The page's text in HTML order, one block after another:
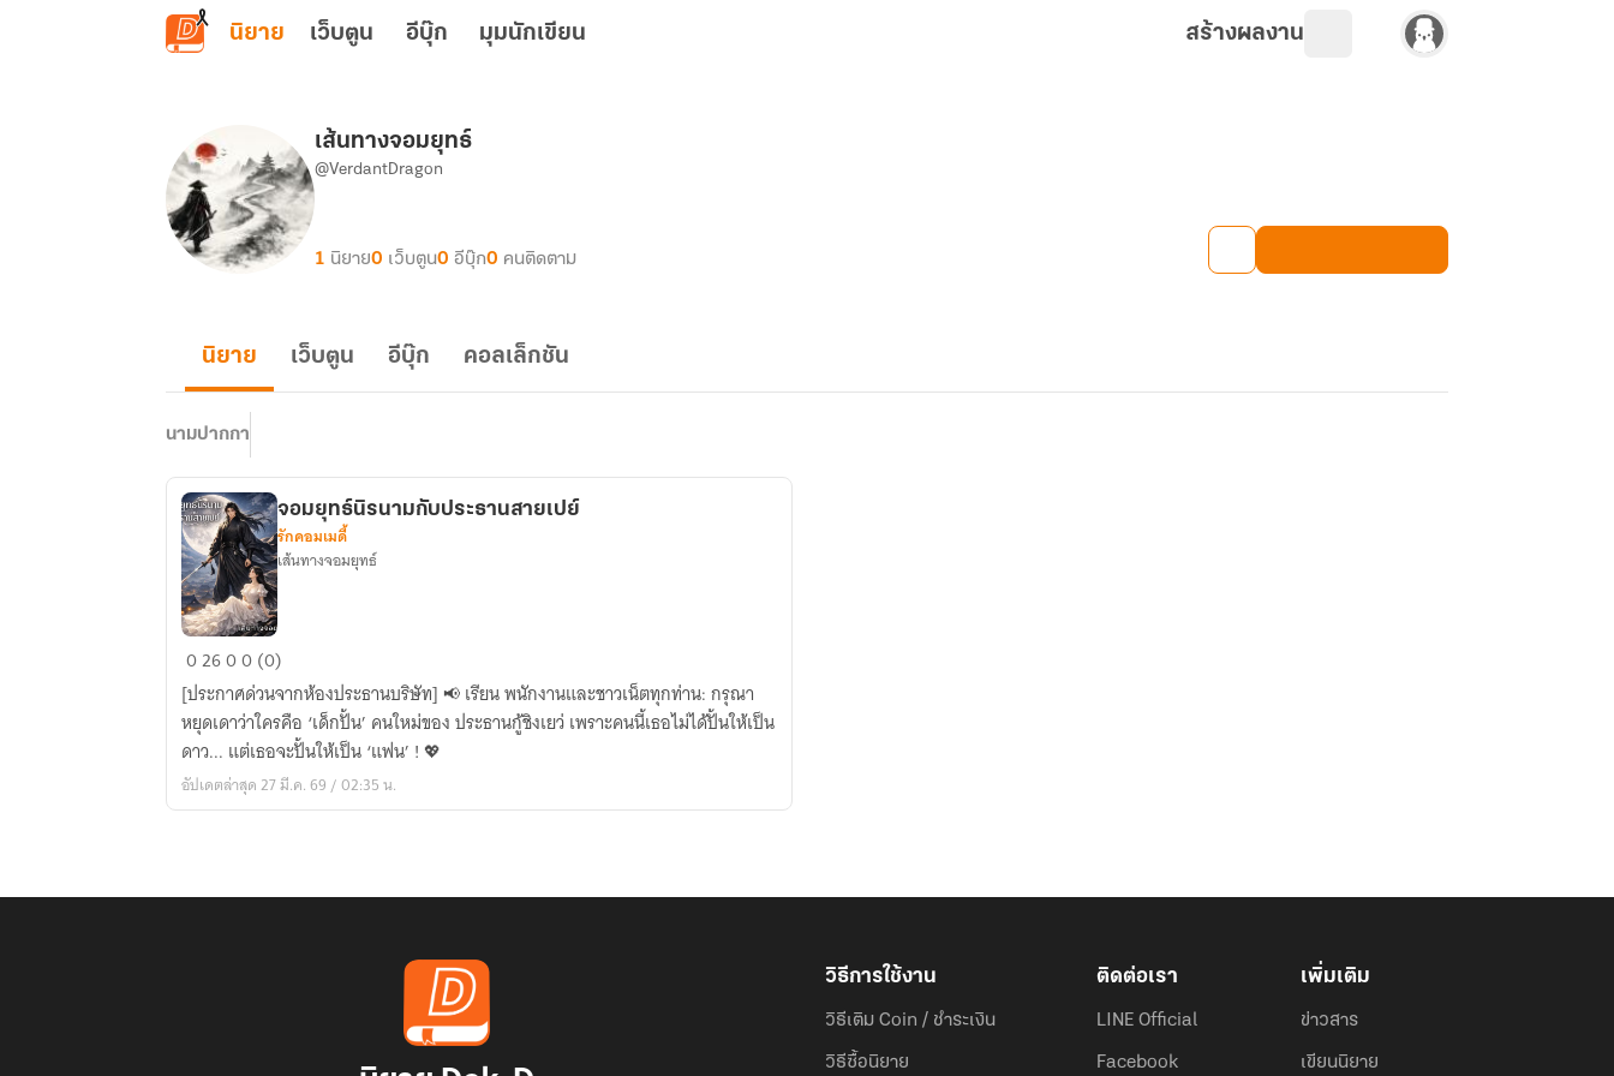
ข้ามไปยังเนื้อหาหลัก
นิยาย เว็บตูน อีบุ๊ก มุมนักเขียน สร้างผลงาน
เส้นทางจอมยุทธ์
@VerdantDragon
1 นิยาย0 เว็บตูน0 อีบุ๊ก0 คนติดตาม
นิยาย เว็บตูน อีบุ๊ก คอลเล็กชัน
นามปากกา
จอม
ยุทธ์
นิรนาม
กับ
ประธาน
สาย
จอมยุทธ์นิรนามกับประธานสายเปย์
รักคอมเมดี้
เส้นทางจอมยุทธ์
02600 (0)
[ประกาศด่วนจากห้องประธานบริษัท] 📢 เรียน พนักงานและชาวเน็ตทุกท่าน: กรุณา
หยุดเดาว่าใครคือ ‘เด็กปั้น’ คนใหม่ของ ประธานกู้ชิงเยว่ เพราะคนนี้เธอไม่ได้ปั้นให้เป็น
ดาว... แต่เธอจะปั้นให้เป็น ‘แฟน’ ! 💖
อัปเดตล่าสุด 27 มี.ค. 69 / 02:35 น.
วิธีการใช้งาน
วิธีเติม Coin / ชำระเงิน
วิธีซื้อนิยาย
ติดต่อเรา
LINE Official
Facebook
เพิ่มเติม
ข่าวสาร
เขียนนิยาย